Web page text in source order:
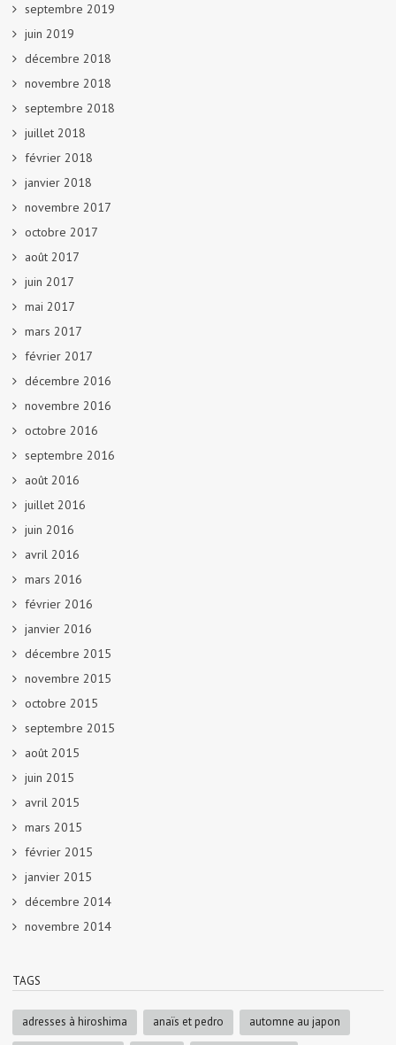
septembre 2019
juin 2019
décembre 2018
novembre 2018
septembre 2018
juillet 2018
février 2018
janvier 2018
novembre 2017
octobre 2017
août 2017
juin 2017
mai 2017
mars 2017
février 2017
décembre 2016
novembre 2016
octobre 2016
septembre 2016
août 2016
juillet 2016
juin 2016
avril 2016
mars 2016
février 2016
janvier 2016
décembre 2015
novembre 2015
octobre 2015
septembre 2015
août 2015
juin 2015
avril 2015
mars 2015
février 2015
janvier 2015
décembre 2014
novembre 2014
TAGS
adresses à hiroshima anaïs et pedro automne au japon